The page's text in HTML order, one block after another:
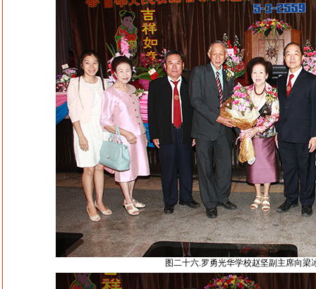
图二十六.罗勇光华学校赵坚副主席向梁